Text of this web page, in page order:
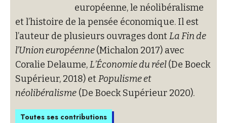
européenne, le néolibéralisme
et l’histoire de la pensée économique. Il est
l’auteur de plusieurs ouvrages dontLa Fin de
l’Union européenne(Michalon 2017) avec
Coralie Delaume,L’Économie du réel(De Boeck
Supérieur, 2018) etPopulisme et
néolibéralisme (De Boeck Supérieur 2020).
Toutes ses contributions